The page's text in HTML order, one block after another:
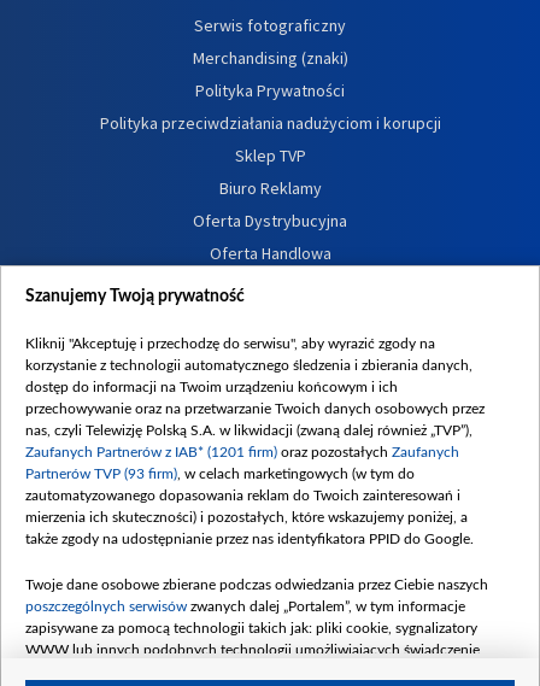
Serwis fotograficzny
Merchandising (znaki)
Polityka Prywatności
Polityka przeciwdziałania nadużyciom i korupcji
Sklep TVP
Biuro Reklamy
Oferta Dystrybucyjna
Oferta Handlowa
Dostępność
Procedura zgłoszeń wewnętrznych
Szanujemy Twoją prywatność
Kliknij "Akceptuję i przechodzę do serwisu", aby wyrazić zgody na
korzystanie z technologii automatycznego śledzenia i zbierania danych,
dostęp do informacji na Twoim urządzeniu końcowym i ich
przechowywanie oraz na przetwarzanie Twoich danych osobowych przez
nas, czyli Telewizję Polską S.A. w likwidacji (zwaną dalej również „TVP”),
Zaufanych Partnerów z IAB* (1201 firm) oraz pozostałych Zaufanych
Partnerów TVP (93 firm) , w celach marketingowych (w tym do
zautomatyzowanego dopasowania reklam do Twoich zainteresowań i
mierzenia ich skuteczności) i pozostałych, które wskazujemy poniżej, a
także zgody na udostępnianie przez nas identyfikatora PPID do Google.
Twoje dane osobowe zbierane podczas odwiedzania przez Ciebie naszych
poszczególnych serwisów zwanych dalej „Portalem”, w tym informacje
zapisywane za pomocą technologii takich jak: pliki cookie, sygnalizatory
WWW lub innych podobnych technologii umożliwiających świadczenie